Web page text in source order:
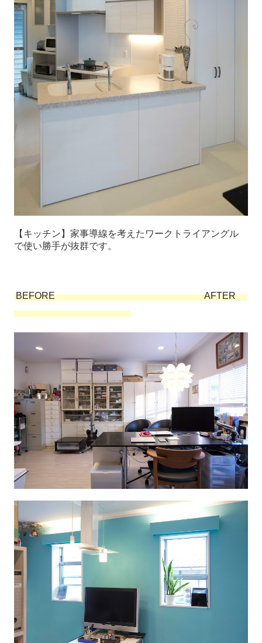
【キッチン】家事導線を考えたワークトライアングル
で使い勝手が抜群です。
BEFORE AFTER